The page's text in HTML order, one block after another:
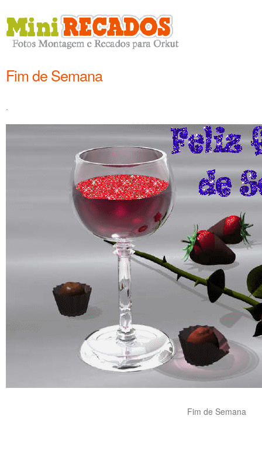
Fim de Semana
.
Fim de Semana